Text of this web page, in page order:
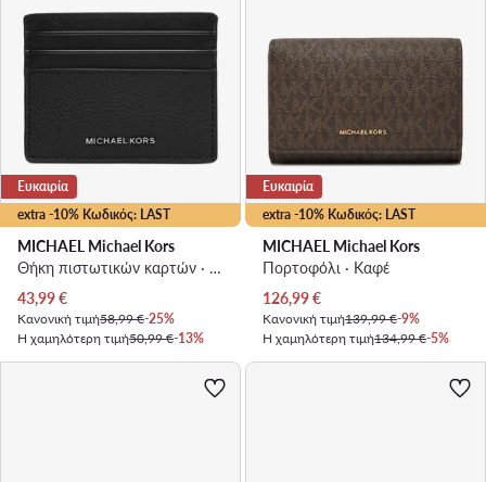
extra -10% Κωδικός: LAST
Ευκαιρία
MICHAEL Michael Kors
Θήκη πιστωτικών καρτών · Μαύρο
Τρέχουσα τιμή
43,99€
Κανονική τιμή58,99 €-25%
Η χαμηλότερη τιμή50,99 €-13%
extra -10% Κωδικός: LAST
Ευκαιρία
MICHAEL Michael Kors
Πορτοφόλι · Καφέ
Τρέχουσα τιμή
126,99€
Κανονική τιμή139,99 €-9%
Η χαμηλότερη τιμή134,99 €-5%